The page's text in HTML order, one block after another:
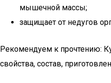
мышечной массы;
защищает от недугов
Рекомендуем к прочтению:
свойства, состав,